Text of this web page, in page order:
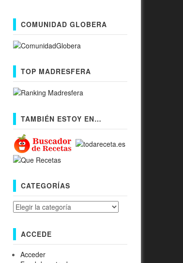
COMUNIDAD GLOBERA
TOP MADRESFERA
TAMBIÉN ESTOY EN…
CATEGORÍAS
Categorías
ACCEDE
Acceder